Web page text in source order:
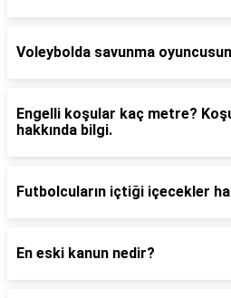
Voleybolda savunma
Engelli koşular kaç metre?
hakkında bilgi.
Futbolcuların içtiği içecekler
En eski kanun nedir?